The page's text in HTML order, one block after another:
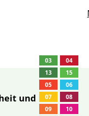
und
01
02
03
04
05
06
07
08
09
10
03
11
13
15
03
11
13
03 04
03